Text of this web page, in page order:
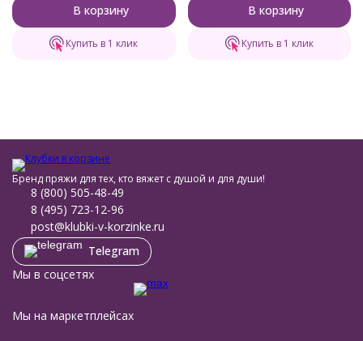
В корзину
Купить в 1 клик
В корзину
Купить в 1 клик
Бренд пряжи для тех, кто вяжет с душой и для души!
8 (800) 505-48-49
8 (495) 723-12-96
post@klubki-v-korzinke.ru
Telegram
Мы в соцсетях
Мы на маркетплейсах